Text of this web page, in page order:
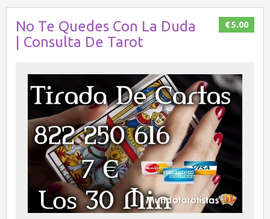
€ 5.00
No Te Quedes Con La Duda
| Consulta De Tarot